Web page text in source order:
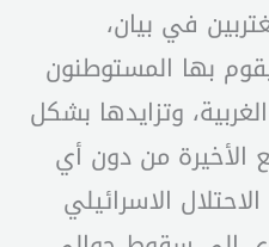
في بيان،
بها المستوطنون
وتزايدها بشكل
الأخيرة من دون أي
الاسرائيلي